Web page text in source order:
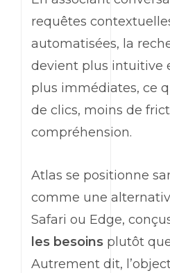
requêtes
automatisées, la
devient plus intuitive
plus immédiates, ce
de clics, moins de
compréhension.
Atlas se positionne
comme une
Safari ou Edge,
les besoins plutôt
Autrement dit,